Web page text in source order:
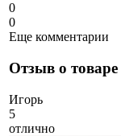
0
0
Еще комментарии
Отзыв о товаре
Игорь
5
отлично